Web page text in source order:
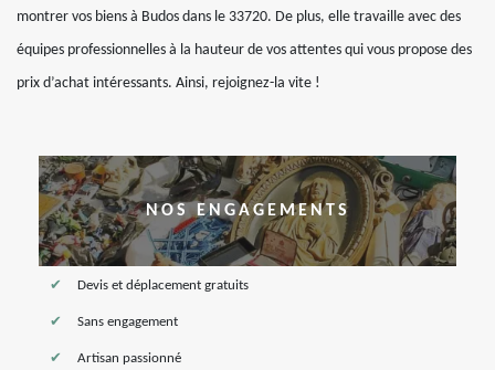
montrer vos biens à Budos dans le 33720. De plus, elle travaille avec des
équipes professionnelles à la hauteur de vos attentes qui vous propose des
prix d’achat intéressants. Ainsi, rejoignez-la vite !
NOS ENGAGEMENTS
Devis et déplacement gratuits
Sans engagement
Artisan passionné